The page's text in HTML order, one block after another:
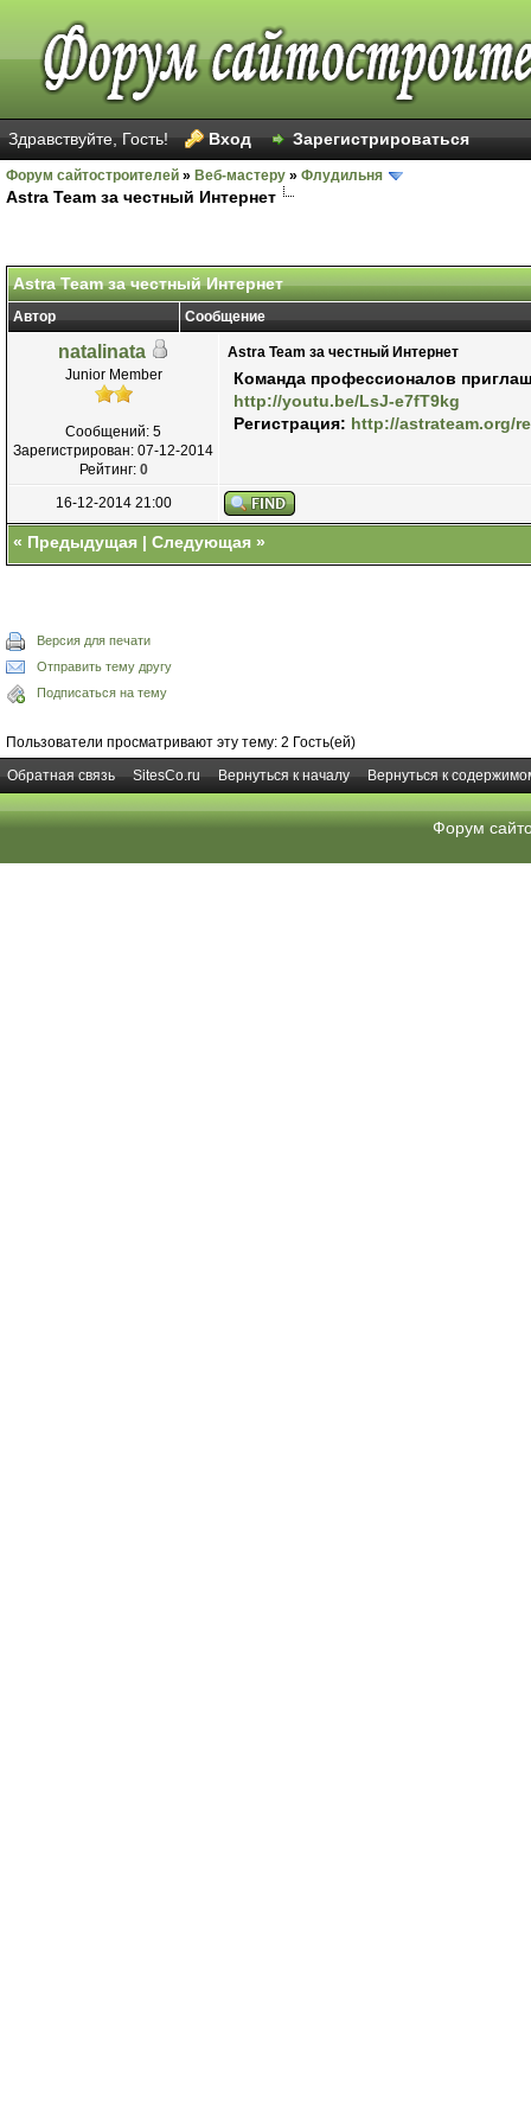
Здравствуйте, Гость! Вход Зарегистрироваться
Форум сайтостроителей » Веб-мастеру » Флудильня
Astra Team за честный Интернет
Astra Team за честный Интернет
Автор Сообщение
natalinata
Junior Member
Сообщений: 5
Зарегистрирован: 07-12-2014
Рейтинг: 0
Astra Team за честный Интернет
Команда профессионалов
http://youtu.be/LsJ-e7fT9kg
Регистрация: http://astrateam.org/
16-12-2014 21:00
« Предыдущая | Следующая »
Версия для печати
Отправить тему другу
Подписаться на тему
Пользователи просматривают эту тему: 2 Гость(ей)
Обратная связь
SitesCo.ru Вернуться к началу Вернуться к
Форум